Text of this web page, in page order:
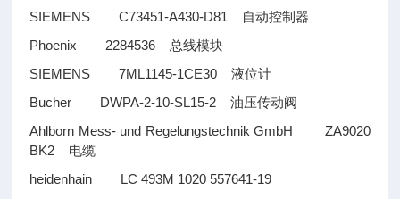
SIEMENS C73451-A430-D81 自动控制器
Phoenix 2284536 总线模块
SIEMENS 7ML1145-1CE30液位计
Bucher DWPA-2-10-SL15-2油压传动阀
Ahlborn Mess- und Regelungstechnik GmbH ZA9020
BK2 电缆
heidenhain LC 493M 1020 557641-19